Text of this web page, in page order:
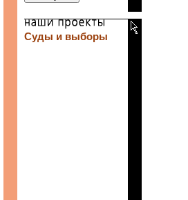
Суды и выборы